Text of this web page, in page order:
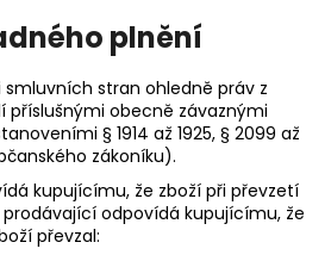
plnění
smluvních stran ohledně práv z
příslušnými obecně závaznými
§ 1914 až 1925, § 2099 až
zákoníku).
kupujícímu, že zboží při převzetí
odpovídá kupujícímu, že
převzal: